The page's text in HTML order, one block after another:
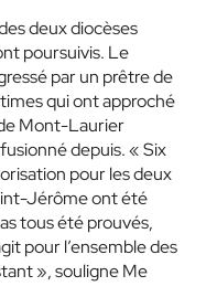
deux diocèses
poursuivis. Le
par un prêtre de
qui ont approché
Mont-Laurier
depuis. « Six
pour les deux
Jérôme ont été
tous été prouvés,
pour l’ensemble des
», souligne Me